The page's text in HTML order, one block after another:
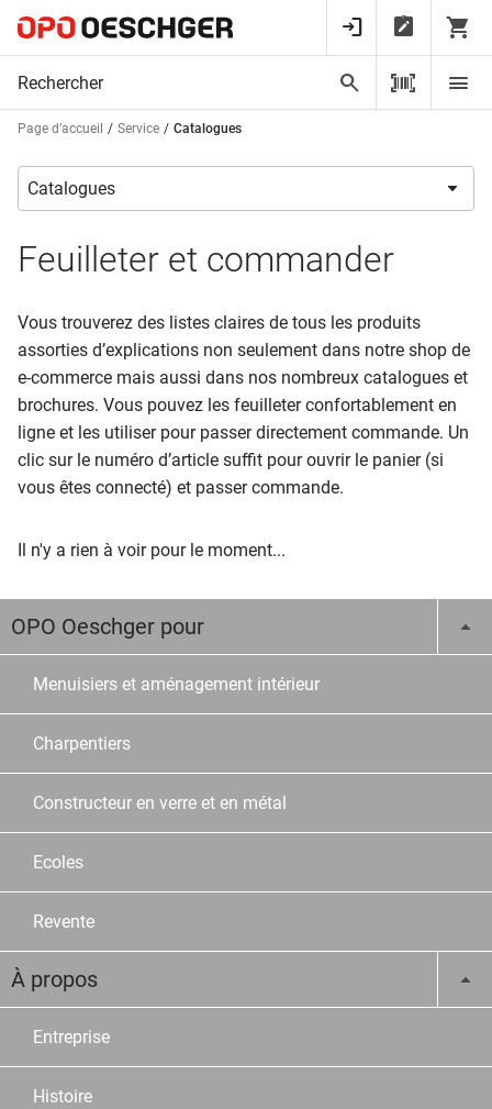
Page d’accueil Service Catalogues
Feuilleter et commander
Vous trouverez des listes claires de tous les produits
assorties d’explications non seulement dans notre shop de
e-commerce mais aussi dans nos nombreux catalogues et
brochures. Vous pouvez les feuilleter confortablement en
ligne et les utiliser pour passer directement commande. Un
clic sur le numéro d’article suffit pour ouvrir le panier (si
vous êtes connecté) et passer commande.
Il n'y a rien à voir pour le moment...
OPO Oeschger pour
Menuisiers et aménagement intérieur
Charpentiers
Constructeur en verre et en métal
Ecoles
Revente
À propos
Entreprise
Histoire